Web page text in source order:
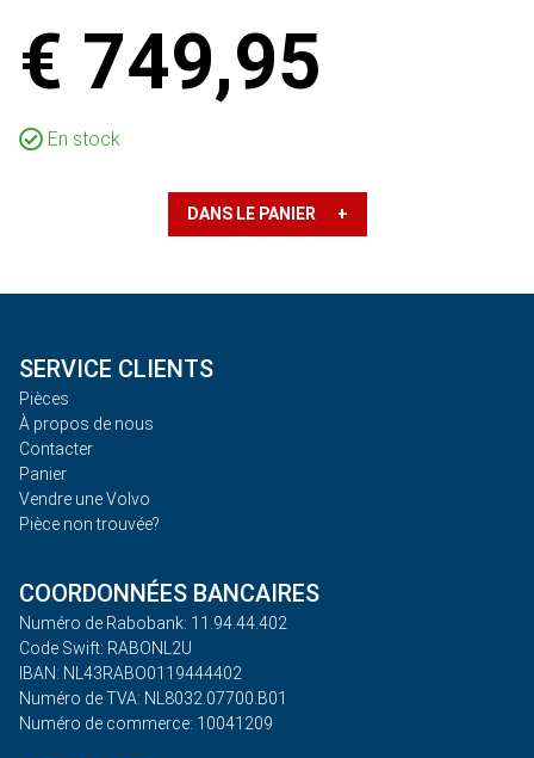
€ 749,95
En stock
DANS LE PANIER +
SERVICE CLIENTS
Pièces
À propos de nous
Contacter
Panier
Vendre une Volvo
Pièce non trouvée?
COORDONNÉES BANCAIRES
Numéro de Rabobank: 11.94.44.402
Code Swift: RABONL2U
IBAN: NL43RABO0119444402
Numéro de TVA: NL8032.07700.B01
Numéro de commerce: 10041209